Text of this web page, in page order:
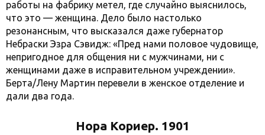
работы на фабрику метел, где случайно выяснилось,
что это — женщина. Дело было настолько
резонансным, что высказался даже губернатор
Небраски Эзра Сэвидж: «Пред нами половое чудовище,
непригодное для общения ни с мужчинами, ни с
женщинами даже в исправительном учреждении».
Берта/Лену Мартин перевели в женское отделение и
дали два года.
Нора Кориер. 1901